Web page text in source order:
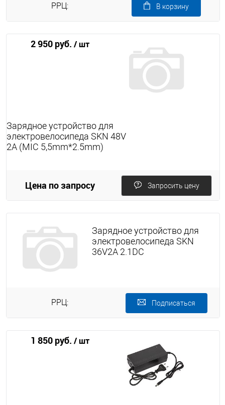
РРЦ:
2 950 руб. / шт
В корзину
Зарядное устройство для
электровелосипеда SKN 48V
2A (MIC 5,5mm*2.5mm)
Цена по запросу Запросить цену
Зарядное устройство для
электровелосипеда SKN
36V2A 2.1DC
РРЦ:
1 850 руб. / шт
Подписаться